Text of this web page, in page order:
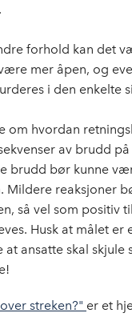
forhold kan det
mer åpen, og
i den enkelte
om hvordan
av brudd
brudd bør kunne
Mildere reaksjoner
så vel som positiv
Husk at målet er
at ansatte skal skjule
streken?" er et